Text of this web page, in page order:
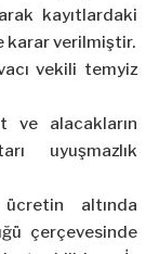
kayıtlardaki
karar verilmiştir.
vekili temyiz
ve alacakların
uyuşmazlık
altında
çerçevesinde